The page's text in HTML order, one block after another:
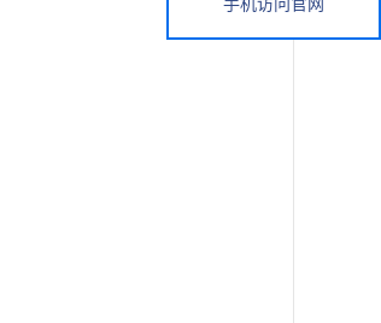
手机访问官网